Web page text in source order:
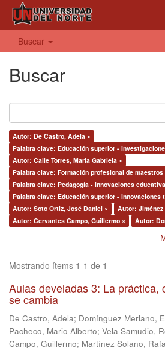
Buscar
Buscar
Autor: De Castro, Adela ×
Palabra clave: Educación superior -
Autor: Calle Torres, Maria Gabriela ×
Palabra clave: Formación profesional de maestros
Palabra clave: Pedagogía - Innovaciones
Palabra clave: Educación superior - Innovaciones
Autor: Soto Ortiz, José Daniel ×
Autor: Jiménez
Autor: Cervantes Campo, Guillermo ×
Autor:
Mostrando ítems 1-1 de 1
Aulas develadas 3: La práctica,
se cambia
De Castro, Adela; Domínguez Merlano,
Pacheco, Mario Alberto; Vela Samudio,
Campo, Guillermo; Martínez Solano,